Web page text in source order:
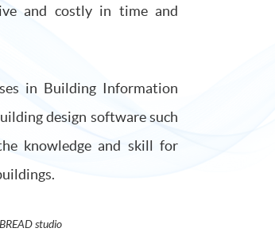
and costly in time and
in Building Information
design software such
knowledge and skill for
studio